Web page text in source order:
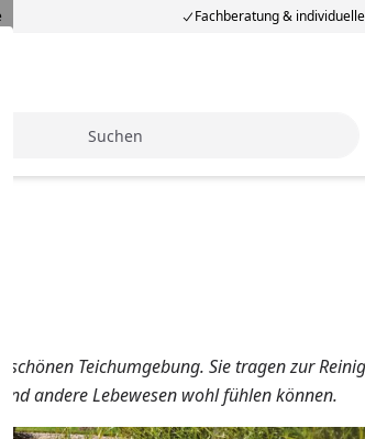
Fachberatung &
Teichumgebung. Sie tragen zur
andere Lebewesen wohl fühlen können.